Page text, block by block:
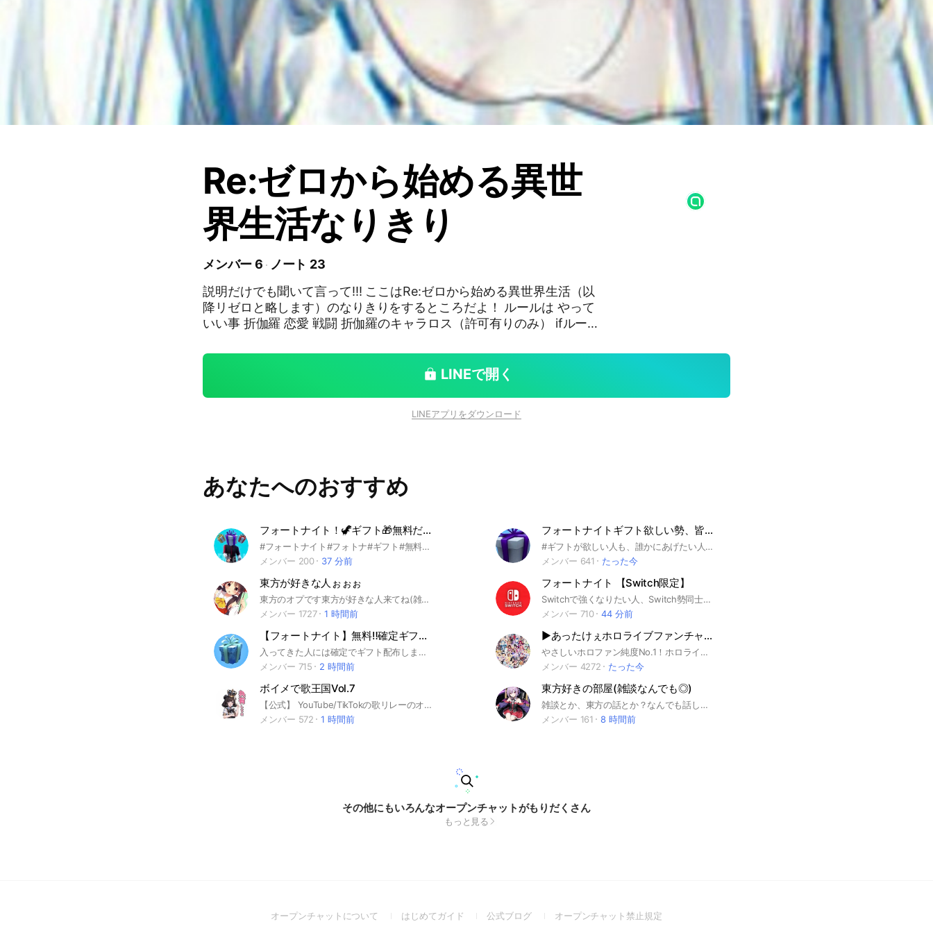
Re:ゼロから始める異世
界生活なりきり
メンバー 6
ノート 23
説明だけでも聞いて言って!!! ここはRe:ゼロから始める異世界生活（以
降リゼロと略します）のなりきりをするところだよ！ ルールは やって
いい事 折伽羅 恋愛 戦闘 折伽羅のキャラロス（許可有りのみ） ifルート
ものならOK） 🦟激 原作伽羅・ifルート伽羅の無許可着席 他作品の伽羅
のなりきり くらいかな…？ あ、後管理人は、リゼロ、第5章の最初らへ
ア エキドナ ユリウス・ユークリウス カサネル√エミリア カペラ・エメ
LINEで開く
LINEアプリをダウンロード
あなたへのおすすめ
フォートナイト！🦖ギフト🎁無料だよー🎉
#フォートナイト#フォトナ#ギフト#無料であげちゃう！🦕
メンバー 200
37 分前
フォートナイトギフト欲しい勢、皆集まれ！！
#ギフトが欲しい人も、誰かにあげたい人も、集まってください！ 雑談OK！フォートナイト関連の話も大歓迎！ 詐欺禁止！ 即抜けもやめてください。 以下のルールが守れなかった人は通報させていただきます。 ルールを守って楽しく楽しみましょう！！
メンバー 641
たった今
東方が好きな人ぉぉぉ
東方のオプです東方が好きな人来てね(雑談も一応OK) 東方について語ろうぜ！ほかも色んな話せるトークルームあるからなんでも話せるよっ オプ主のなりすましがでてるので宣伝された人は気をつけて オプ主である幻想郷の人が他オプに宣伝をすることは絶対ないので注意してください 入って楽しんでくらたら嬉しいな 色々喋ってるから楽しんでね ぜひみんな来てねっ
メンバー 1727
1 時間前
フォートナイト 【Switch限定】
Switchで強くなりたい人、Switch勢同士で楽しみたい人大歓迎のコミュニティーです🥳 急上昇1位！ Switch勢なら誰でも入って大丈夫です👍🏻 幅広い年齢層の方がいます。 入ったらノートに自分のidと自己紹介を書いてください！！ このオープンチャットを作った理由は、Switch勢"だけ"でフォートナイトをすることによって実力の差が小さくなり、別機種とやるよりも、より楽しめたり、練習になると思ったからです。 Switch勢だけで楽しみたい人は、是非入ってみてください🫠 ⚠️禁止事項⚠️ ・荒らし、暴言、過度な宣伝、即抜け、虚偽発言 ・他人に迷惑がかかる行為 ・機種差別や別機種の参加 ルールを守って楽しいオープンチャットにしましょう💬 #フォートナイト #Switch勢
メンバー 710
44 分前
【フォートナイト】無料‼️確定ギフト🎁配布します‼️
入ってきた人には確定でギフト配布します‼️誰でも無料で貰えます‼️#フォートナイト#Fortnite#フォトナ#fotnaite#無料#ギフト#ギフト企画##無料ギフト#フォートナイトギフト#ギフトプレゼント
メンバー 715
2 時間前
▶️あったけぇホロライブファンチャット
やさしいホロファン純度No.1！ホロライブ最新情報が最速で集まる場所です！（╹◡╹） 閲覧だけ、ROM専やチラ見も大歓迎！✨ ホロライブを見始めて間もない人や、古参の方も幅広く参加していて、毎日推しの話で盛り上がってます！ ホロメンの情報も、便利なbotに登録していて、日々アップデートしているので、推し事が捗ること間違いなし！ 中にはグッズ、翻訳、切り抜き師さんやクリエイターさんなど、多くの分野の有識者もいて、他では手に入らない貴重な情報がノートにまとめられていたりします😇 この度、スペシャルオープンチャットにも認定！ ぜひ参加してみてください！ #ホロライブプロダクション ときのそら 星街すいせい ロボ子さん さくらみこ AZKI 白上フブキ 夏色まつり 赤井はあと アキ・ローゼンタール 夜空メル 大神ミオ 百鬼あやめ 湊あくあ 紫咲シオン 癒月ちょこ 大空スバル 猫又おかゆ 戌神ころね 潤羽るしあ 宝鐘マリン 兎田ぺこら 白銀ノエル 不知火フレア 桐生ココ 天音かなた 角巻わため 姫森ルーナ 常闇トワ 獅白ぼたん 雪花ラミィ 尾丸ポルカ 桃鈴ねね 魔乃アロエ ラプラス・ダークネス 鷹嶺ルイ 博衣こより 沙花叉クロヱ 風真いろは #ホロライブイングリッシュ がうる・ぐら ワトソン・アメリア 一伊那尓栖 森カリオペ 小鳥遊キアラ IRyS 九十九佐命 セレス・ファウナ オーロ・クロニー 七詩ムメイ ハコス・ベールズ #ホロライブインドネシア アユンダ・リス ムーナ・ホシノヴァ アイラニ・イオフィフティーン クレイジー・オリー アーニャ・メルフィッサ パヴォリア・レイネ ベスティア・ゼータ カエラ・コヴァルスキア こぼ･かなえる #ホロスターズ 花咲みやび 奏手イヅル アルランディス 律可 アステル・レダ 岸堂天真 夕刻ロベル 影山シエン 荒咬オウガ 夜十神封魔 羽継烏有 緋崎ガンマ 水無世燐央 #ReGLOSS 火威青 音乃瀬奏 一条莉々華 儒烏風亭らでん 轟はじめ #FLOWGLOW 響咲リオナ 虎金妃笑虎 水宮枢 輪堂千速 綺々羅々ヴィヴィ フィギュア 実況 イラスト お絵描き アニメ 依頼 漫画 スタンプ 絵師 模写 デッサン ホロぐら ホロアース 配信 Vtuber アイ
メンバー 4272
たった今
ボイメで歌王国Vol.7
【公式】 YouTube/TikTokの歌リレーのオプチャです👑 優里ちゃんねる出演‼️ 創設者 はるよよ スピナ 歌のテスト
メンバー 572
1 時間前
東方好きの部屋(雑談なんでも◎)
雑談とか、東方の話とか？なんでも話してオッケーです👌 基本的に自由でーす！ 荒らしだけは強制退会させます。 #東方 #東方Project #雑談など
メンバー 161
8 時間前
その他にもいろんなオープンチャットがもりだくさん
もっと見る
オープンチャットについて
(Openはじめてガイド
(Open公式ブログ
(Openオープンチャット禁止規定(Open